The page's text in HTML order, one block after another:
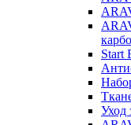
Start
Уход